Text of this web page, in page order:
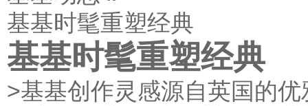
基基时髦重塑经典
基基时髦重塑经典
>基基创作灵感源自英国的